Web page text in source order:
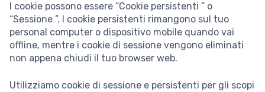
I cookie possono essere “Cookie persistenti ” o
“Sessione ”. I cookie persistenti rimangono sul tuo
personal computer o dispositivo mobile quando vai
offline, mentre i cookie di sessione vengono eliminati
non appena chiudi il tuo browser web.
Utilizziamo cookie di sessione e persistenti per gli scopi